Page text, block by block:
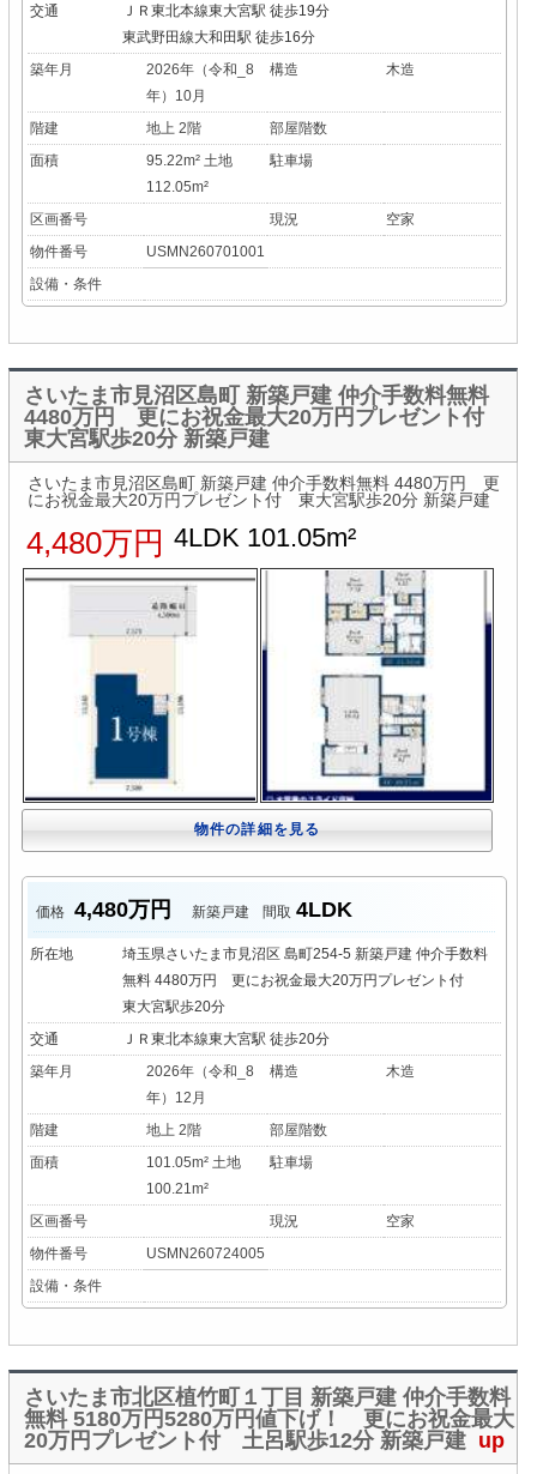
交通
ＪＲ東北本線東大宮駅 徒歩19分
東武野田線大和田駅 徒歩16分
築年月
2026年（令和_8
年）10月
構造 木造
階建 地上 2階
部屋階数
面積
95.22m² 土地
112.05m²
駐車場
区画番号 現況
空家
物件番号
USMN260701001
設備・条件
さいたま市見沼区島町 新築戸建 仲介手数料無料
4480万円 更にお祝金最大20万円プレゼント付
東大宮駅歩20分 新築戸建
さいたま市見沼区島町 新築戸建 仲介手数料無料 4480万円 更
にお祝金最大20万円プレゼント付 東大宮駅歩20分 新築戸建
4,480万円 4LDK 101.05m²
物件の詳細を見る
価格 4,480万円 新築戸建 間取 4LDK
所在地
埼玉県さいたま市見沼区 島町254-5 新築戸建 仲介手数料
無料 4480万円 更にお祝金最大20万円プレゼント付
東大宮駅歩20分
交通
ＪＲ東北本線東大宮駅 徒歩20分
築年月
2026年（令和_8
年）12月
構造 木造
階建 地上 2階
部屋階数
面積
101.05m² 土地
100.21m²
駐車場
区画番号 現況
空家
物件番号
USMN260724005
設備・条件
さいたま市北区植竹町１丁目 新築戸建 仲介手数料
無料 5180万円5280万円値下げ！ 更にお祝金最大
20万円プレゼント付 土呂駅歩12分 新築戸建 up